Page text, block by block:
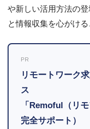
や新しい活用方法の
と情報収集を心がける
PR
リモートワーク
ス
「Remoful（リ
完全サポート）